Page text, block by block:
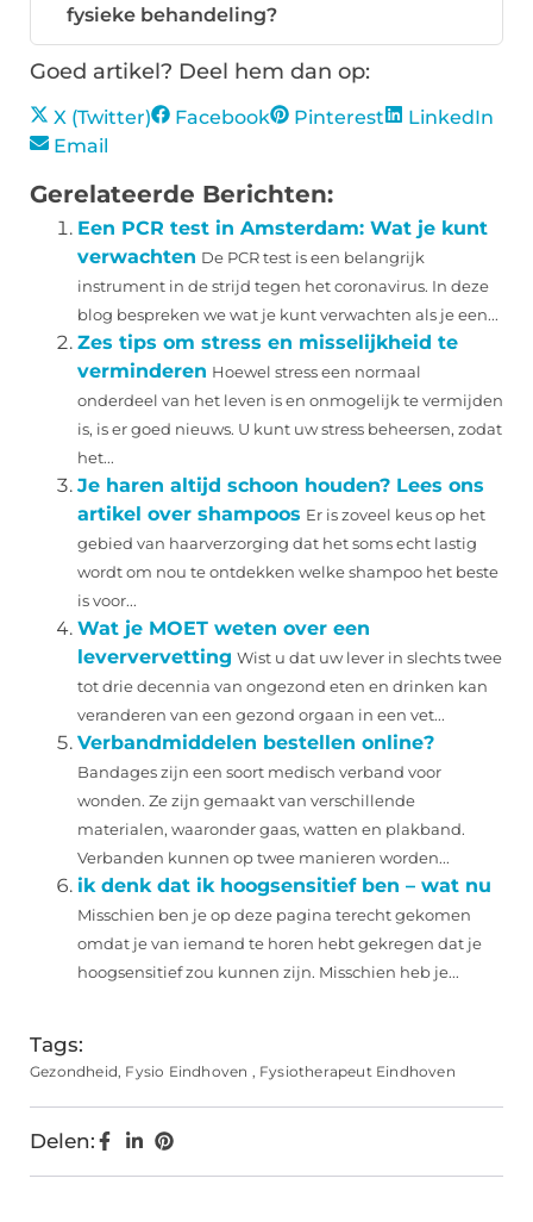
fysieke behandeling?
Goed artikel? Deel hem dan op:
X (Twitter) Facebook Pinterest
LinkedIn
Email
Gerelateerde Berichten:
Een PCR test in Amsterdam: Wat je kunt
verwachten De PCR test is een belangrijk
instrument in de strijd tegen het coronavirus. In deze
blog bespreken we wat je kunt verwachten als je een...
Zes tips om stress en misselijkheid te
verminderen Hoewel stress een normaal
onderdeel van het leven is en onmogelijk te vermijden
is, is er goed nieuws. U kunt uw stress beheersen, zodat
het...
Je haren altijd schoon houden? Lees ons
artikel over shampoos Er is zoveel keus op het
gebied van haarverzorging dat het soms echt lastig
wordt om nou te ontdekken welke shampoo het beste
is voor...
Wat je MOET weten over een
leververvetting Wist u dat uw lever in slechts twee
tot drie decennia van ongezond eten en drinken kan
veranderen van een gezond orgaan in een vet...
Verbandmiddelen bestellen online?
Bandages zijn een soort medisch verband voor
wonden. Ze zijn gemaakt van verschillende
materialen, waaronder gaas, watten en plakband.
Verbanden kunnen op twee manieren worden...
ik denk dat ik hoogsensitief ben – wat nu
Misschien ben je op deze pagina terecht gekomen
omdat je van iemand te horen hebt gekregen dat je
hoogsensitief zou kunnen zijn. Misschien heb je...
Tags:
Gezondheid, Fysio Eindhoven , Fysiotherapeut Eindhoven
Delen: